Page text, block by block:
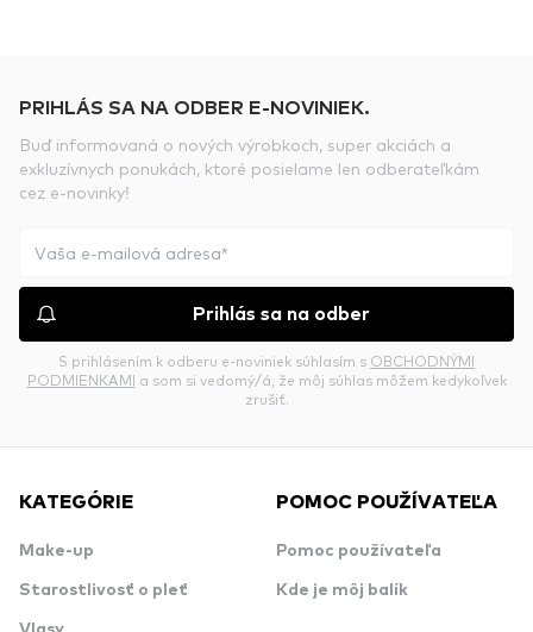
PRIHLÁS SA NA ODBER E-NOVINIEK.
Buď informovaná o nových výrobkoch, super akciách a
exkluzívnych ponukách, ktoré posielame len odberateľkám
cez e-novinky!
Prihlás sa na odber
S prihlásením k odberu e-noviniek súhlasím s OBCHODNÝMI
PODMIENKAMI a som si vedomý/á, že môj súhlas môžem kedykoľvek
zrušiť.
KATEGÓRIE
Make-up
Starostlivosť o pleť
POMOC POUŽÍVATEĽA
Pomoc používateľa
Kde je môj balík